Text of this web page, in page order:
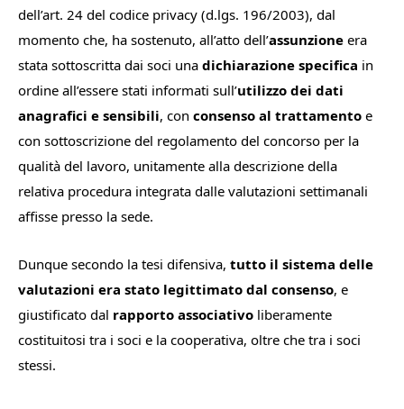
dell’art. 24 del codice privacy (d.lgs. 196/2003), dal
momento che, ha sostenuto, all’atto dell’assunzione era
stata sottoscritta dai soci una dichiarazione specifica in
ordine all’essere stati informati sull’utilizzo dei dati
anagrafici e sensibili, con consenso al trattamento e
con sottoscrizione del regolamento del concorso per la
qualità del lavoro, unitamente alla descrizione della
relativa procedura integrata dalle valutazioni settimanali
affisse presso la sede.
Dunque secondo la tesi difensiva, tutto il sistema delle
valutazioni era stato legittimato dal consenso, e
giustificato dal rapporto associativo liberamente
costituitosi tra i soci e la cooperativa, oltre che tra i soci
stessi.